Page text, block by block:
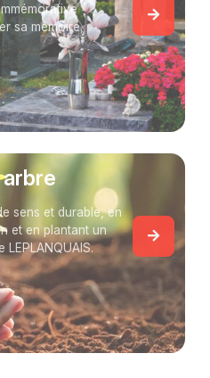
sa mémoire.
sens et durable, en
et en plantant un
LEPLANQUAIS.